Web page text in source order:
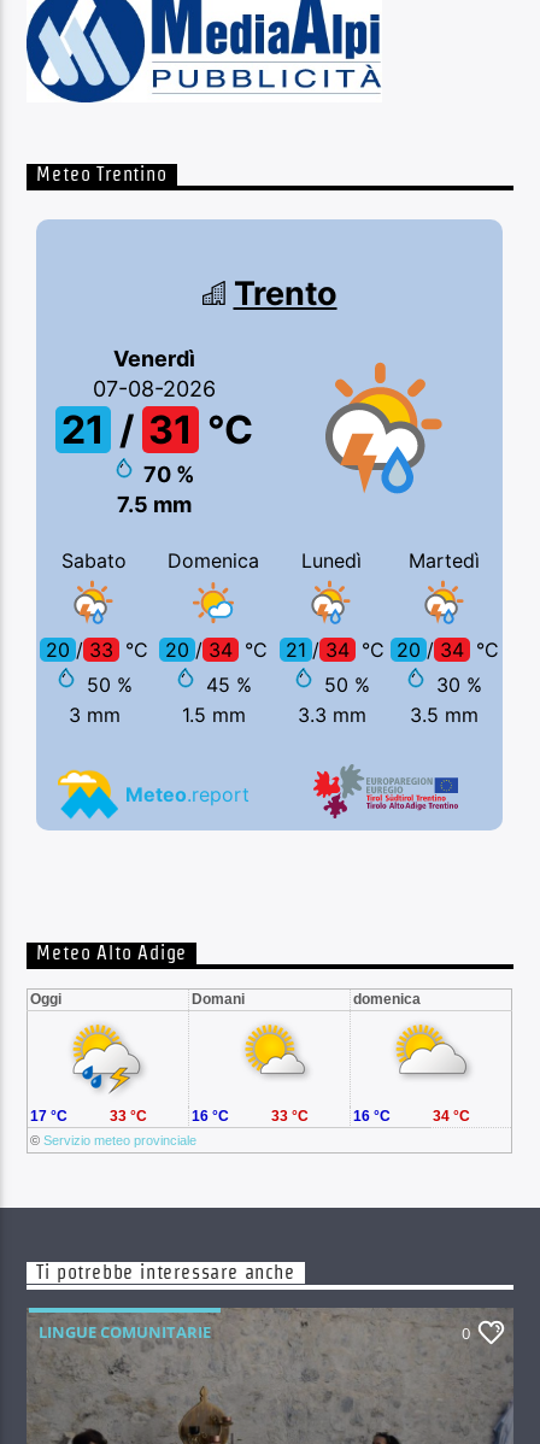
Meteo Trentino
Meteo Alto Adige
Oggi Domani domenica
©Servizio meteo provinciale
17 °C 33 °C 16 °C 33 °C 16 °C 34 °C
Ti potrebbe interessare anche
LINGUE COMUNITARIE 0